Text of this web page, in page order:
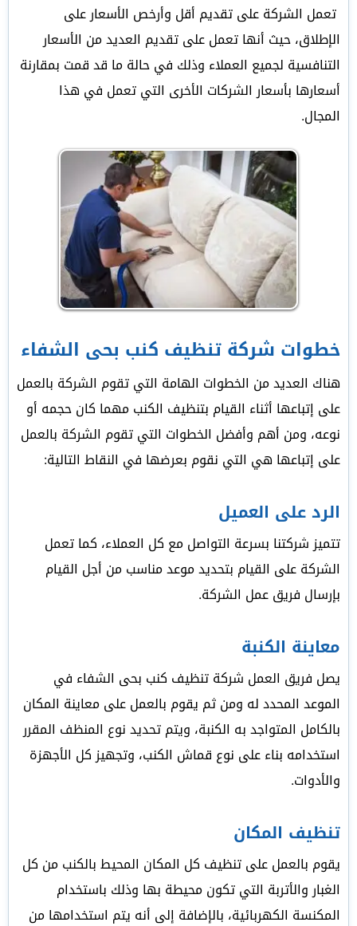
تعمل الشركة على تقديم أقل وأرخص الأسعار على
الإطلاق، حيث أنها تعمل على تقديم العديد من الأسعار
التنافسية لجميع العملاء وذلك في حالة ما قد قمت بمقارنة
أسعارها بأسعار الشركات الأخرى التي تعمل في هذا
المجال.
خطوات شركة تنظيف كنب بحى الشفاء
هناك العديد من الخطوات الهامة التي تقوم الشركة بالعمل
على إتباعها أثناء القيام بتنظيف الكنب مهما كان حجمه أو
نوعه، ومن أهم وأفضل الخطوات التي تقوم الشركة بالعمل
على إتباعها هي التي نقوم بعرضها في النقاط التالية:
الرد على العميل
تتميز شركتنا بسرعة التواصل مع كل العملاء، كما تعمل
الشركة على القيام بتحديد موعد مناسب من أجل القيام
بإرسال فريق عمل الشركة.
معاينة الكنبة
يصل فريق العمل شركة تنظيف كنب بحى الشفاء في
الموعد المحدد له ومن ثم يقوم بالعمل على معاينة المكان
بالكامل المتواجد به الكنبة، ويتم تحديد نوع المنظف المقرر
استخدامه بناء على نوع قماش الكنب، وتجهيز كل الأجهزة
والأدوات.
تنظيف المكان
يقوم بالعمل على تنظيف كل المكان المحيط بالكنب من كل
الغبار والأتربة التي تكون محيطة بها وذلك باستخدام
المكنسة الكهربائية، بالإضافة إلى أنه يتم استخدامها من